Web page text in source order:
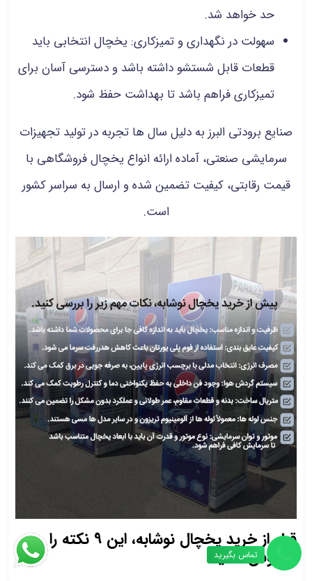
حد خواهد شد.
سهولت در نگهداری و تمیزکاری: یخچال انتخابی باید
قطعات قابل شستشو داشته باشد و دسترسی آسان برای
تمیزکاری فراهم باشد تا بهداشت حفظ شود.
صنایع برودتی البرز به دلیل سال‌ ها تجربه در تولید تجهیزات
سرمایشی صنعتی، آماده ارائه انواع یخچال فروشگاهی با
قیمت رقابتی، کیفیت تضمین‌ شده و ارسال به سراسر کشور
است.
قبل از خرید یخچال نوشابه، این 9 نکته را
فراموش نکنید.
تماس بگیرید